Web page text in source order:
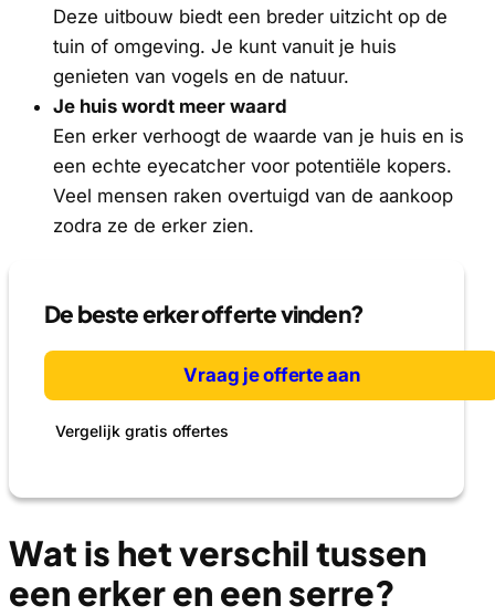
Deze uitbouw biedt een breder uitzicht op de
tuin of omgeving. Je kunt vanuit je huis
genieten van vogels en de natuur.
Je huis wordt meer waard
Een erker verhoogt de waarde van je huis en is
een echte eyecatcher voor potentiële kopers.
Veel mensen raken overtuigd van de aankoop
zodra ze de erker zien.
De beste erker offerte vinden?
Vraag je offerte aan
Vergelijk gratis offertes
Wat is het verschil tussen
een erker en een serre?